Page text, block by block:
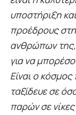
υποστήριξη
προέδρους
ανθρώπων της,
για να
Είναι ο
ταξίδευε σε
παρών σε